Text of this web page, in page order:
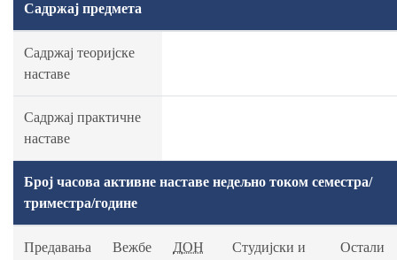
Садржај предмета
Садржај теоријске
наставе
Садржај практичне
наставе
Број часова активне наставе недељно током семестра/
триместра/године
Предавања Вежбе ДОН
Студијски и
Остали